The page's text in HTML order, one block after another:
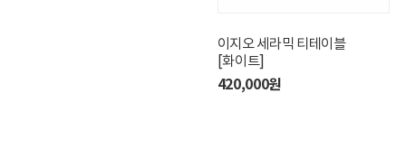
이지오 세라믹 티테이블
[화이트]
420,000원
글로우 가죽 소파 스툴
[버터브라운]
210,000원